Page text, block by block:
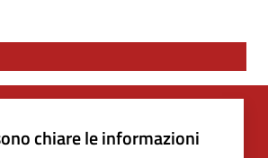
chiare le informazioni